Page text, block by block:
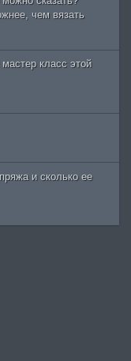
чем вязать
класс этой
и сколько ее